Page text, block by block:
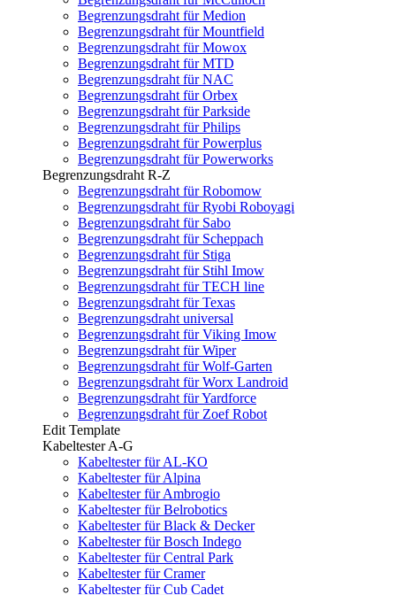
Begrenzungsdraht für Medion
Begrenzungsdraht für Mountfield
Begrenzungsdraht für Mowox
Begrenzungsdraht für MTD
Begrenzungsdraht für NAC
Begrenzungsdraht für Orbex
Begrenzungsdraht für Parkside
Begrenzungsdraht für Philips
Begrenzungsdraht für Powerplus
Begrenzungsdraht für Powerworks
Begrenzungsdraht R-Z
Begrenzungsdraht für Robomow
Begrenzungsdraht für Ryobi Roboyagi
Begrenzungsdraht für Sabo
Begrenzungsdraht für Scheppach
Begrenzungsdraht für Stiga
Begrenzungsdraht für Stihl Imow
Begrenzungsdraht für TECH line
Begrenzungsdraht für Texas
Begrenzungsdraht universal
Begrenzungsdraht für Viking Imow
Begrenzungsdraht für Wiper
Begrenzungsdraht für Wolf-Garten
Begrenzungsdraht für Worx Landroid
Begrenzungsdraht für Yardforce
Begrenzungsdraht für Zoef Robot
Edit Template
Kabeltester A-G
Kabeltester für AL-KO
Kabeltester für Alpina
Kabeltester für Ambrogio
Kabeltester für Belrobotics
Kabeltester für Black & Decker
Kabeltester für Bosch Indego
Kabeltester für Central Park
Kabeltester für Cramer
Kabeltester für Cub Cadet